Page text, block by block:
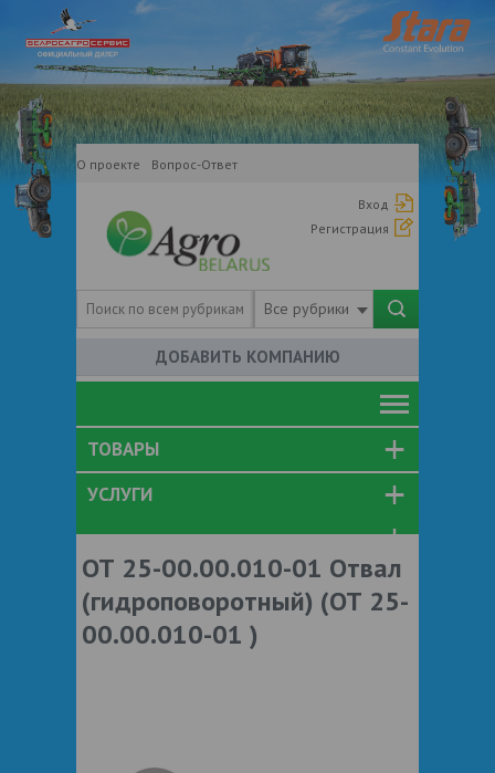
О проекте Вопрос-Ответ
Вход
Регистрация
Все рубрики
ДОБАВИТЬ КОМПАНИЮ
ТОВАРЫ
УСЛУГИ
ОТ 25-00.00.010-01 Отвал
(гидроповоротный) (ОТ 25-
00.00.010-01 )